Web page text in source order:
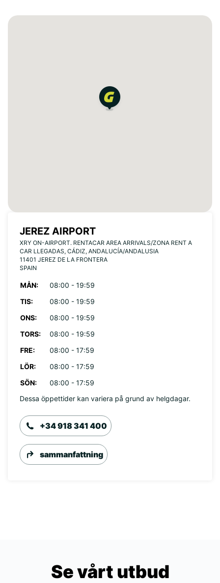
JEREZ AIRPORT
XRY ON-AIRPORT. RENTACAR AREA ARRIVALS/ZONA RENT A
CAR LLEGADAS, CÁDIZ, ANDALUCÍA/ANDALUSIA
11401 JEREZ DE LA FRONTERA
SPAIN
MÅN:
08:00 - 19:59
TIS:
08:00 - 19:59
ONS:
08:00 - 19:59
TORS:
08:00 - 19:59
FRE:
08:00 - 17:59
LÖR:
08:00 - 17:59
SÖN:
08:00 - 17:59
Dessa öppettider kan variera på grund av helgdagar.
+34 918 341 400
sammanfattning
Se vårt utbud